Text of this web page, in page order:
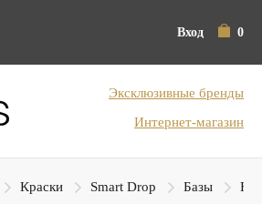
Вход 0
Эксклюзивные бренды
Интернет-магазин
Краски Smart Drop Базы